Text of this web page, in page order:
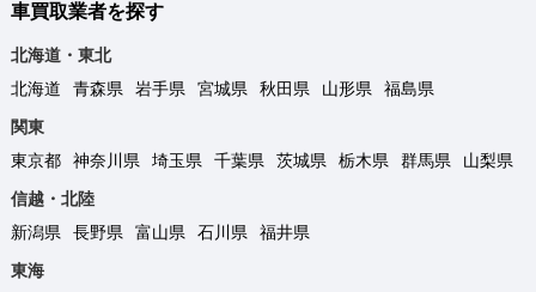
車買取業者を探す
北海道・東北
北海道
青森県 岩手県 宮城県 秋田県 山形県
福島県
関東
東京都
神奈川県 埼玉県 千葉県 茨城県 栃木県 群馬県
山梨県
信越・北陸
新潟県
長野県 富山県 石川県
福井県
東海